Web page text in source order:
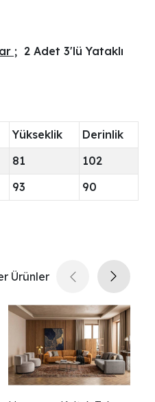
; 2 Adet 3'lü Yataklı
Yükseklik
Derinlik
81
102
93 90
Ürünler